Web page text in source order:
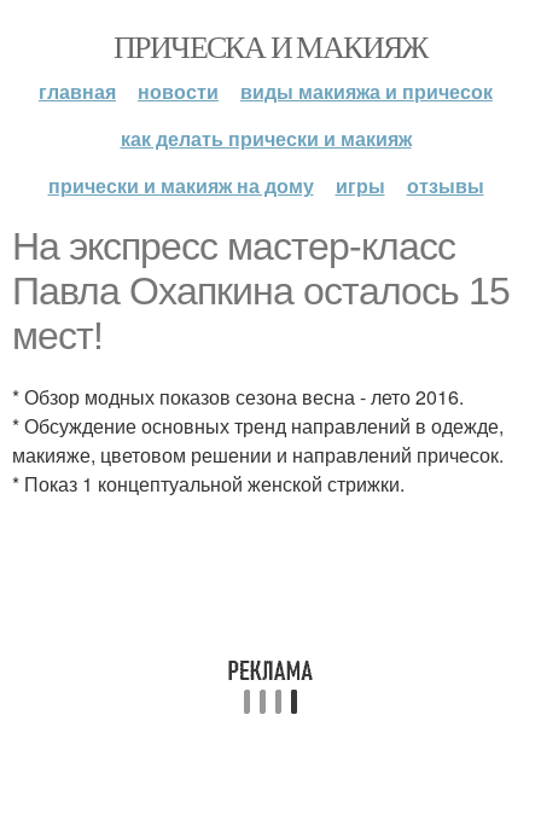
ПРИЧЕСКА И МАКИЯЖ
главная новости
виды макияжа и причесок
как делать прически и макияж
прически и макияж на дому
игры отзывы
На экспресс мастер-класс
Павла Охапкина осталось 15
мест!
* Обзор модных показов сезона весна - лето 2016.
* Обсуждение основных тренд направлений в одежде,
макияже, цветовом решении и направлений причесок.
* Показ 1 концептуальной женской стрижки.